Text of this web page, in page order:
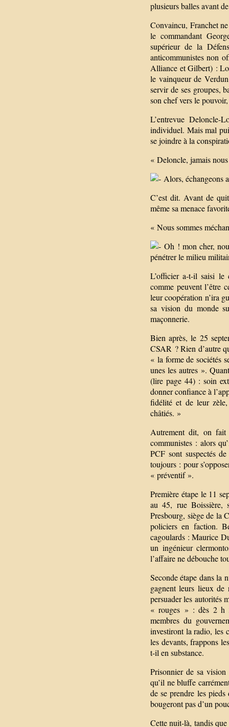
plusieurs balles avant
Convaincu, Franchet
le commandant
supérieur de la
anticommunistes non
Alliance et Gilbert) :
le vainqueur de
servir de ses groupes,
son chef vers le
L’entrevue Deloncle-
individuel. Mais mal
se joindre à la
« Deloncle, jamais
Alors, échangeons
C’est dit. Avant de
même sa menace
« Nous sommes
Oh ! mon cher,
pénétrer le milieu
L’officier a-t-il saisi le
comme peuvent l’être
leur coopération n’ira
sa vision du monde
maçonnerie.
Bien après, le 25
CSAR ? Rien d’autre
« la forme de sociétés
unes les autres ».
(lire page 44) : soin
donner confiance à
fidélité et de leur
châtiés. »
Autrement dit, on
communistes : alors
PCF sont suspectés
toujours : pour
« préventif ».
Première étape le 11
au 45, rue Boissière,
Presbourg, siège de la
policiers en faction.
cagoulards : Maurice
un ingénieur
l’affaire ne débouche
Seconde étape dans la
gagnent leurs lieux de
persuader les autorités
« rouges » : dès 2 h
membres du
investiront la radio, les
les devants, frappons
t-il en substance.
Prisonnier de sa
qu’il ne bluffe
de se prendre les
bougeront pas d’un
Cette nuit-là, tandis